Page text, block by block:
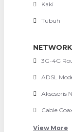
Kaki
Tubuh
3G-4G
ADSL
Aksesoris
Cable
View More